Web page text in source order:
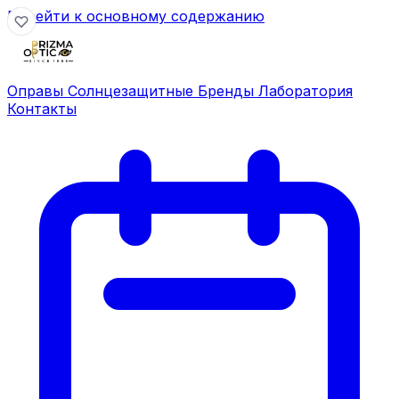
Перейти к основному содержанию
Оправы Солнцезащитные Бренды Лаборатория
Контакты